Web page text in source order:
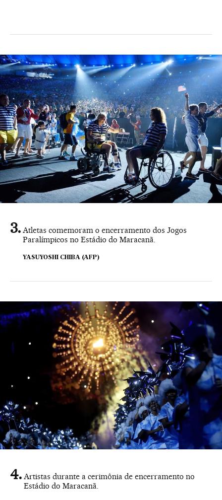
Atletas comemoram o encerramento dos Jogos
Paralímpicos no Estádio do Maracanã.
YASUYOSHI CHIBA (AFP)
Artistas durante a cerimônia de encerramento no
Estádio do Maracanã.